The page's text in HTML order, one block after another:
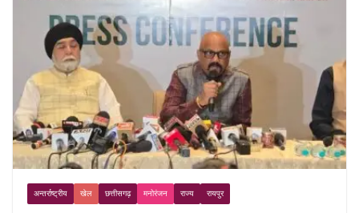
अन्तर्राष्ट्रीय खेल छत्तीसगढ़ मनोरंजन राज्य रायपुर